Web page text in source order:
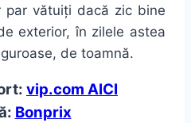
par vătuiți dacă zic bine
exterior, în zilele astea
de toamnă.
vip.com AICI
Bonprix